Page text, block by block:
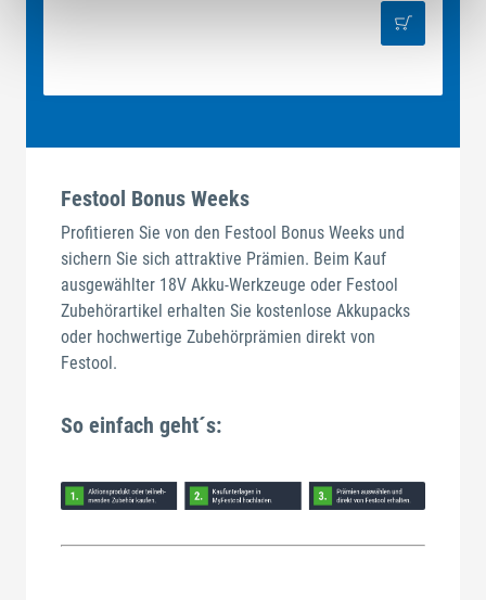
Festool Bonus Weeks
Profitieren Sie von den Festool Bonus Weeks und
sichern Sie sich attraktive Prämien. Beim Kauf
ausgewählter 18V Akku-Werkzeuge oder Festool
Zubehörartikel erhalten Sie kostenlose Akkupacks
oder hochwertige Zubehörprämien direkt von
Festool.
So einfach geht´s: